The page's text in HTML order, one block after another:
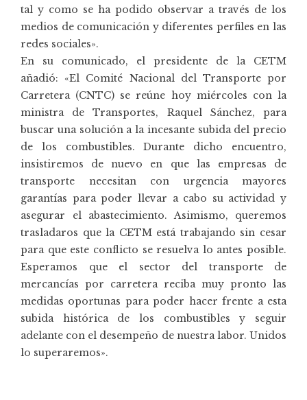
tal y como se ha podido observar a través de los
medios de comunicación y diferentes perfiles en las
redes sociales».
En su comunicado, el presidente de la CETM
añadió: «El Comité Nacional del Transporte por
Carretera (CNTC) se reúne hoy miércoles con la
ministra de Transportes, Raquel Sánchez, para
buscar una solución a la incesante subida del precio
de los combustibles. Durante dicho encuentro,
insistiremos de nuevo en que las empresas de
transporte necesitan con urgencia mayores
garantías para poder llevar a cabo su actividad y
asegurar el abastecimiento. Asimismo, queremos
trasladaros que la CETM está trabajando sin cesar
para que este conflicto se resuelva lo antes posible.
Esperamos que el sector del transporte de
mercancías por carretera reciba muy pronto las
medidas oportunas para poder hacer frente a esta
subida histórica de los combustibles y seguir
adelante con el desempeño de nuestra labor. Unidos
lo superaremos».